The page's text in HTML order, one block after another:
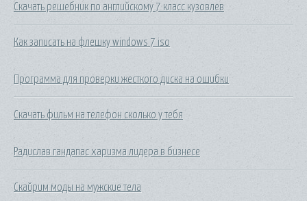
Скачать решебник по английскому 7 класс кузовлев
Как записать на флешку windows 7 iso
Программа для проверки жесткого диска на ошибки
Скачать фильм на телефон сколько у тебя
Радислав гандапас харизма лидера в бизнесе
Скайрим моды на мужские тела